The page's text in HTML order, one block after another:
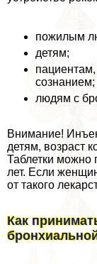
пожилым
детям;
сознанием;
людям с
Внимание!
детям, возраст
Таблетки можно
лет. Если
от такого
Как